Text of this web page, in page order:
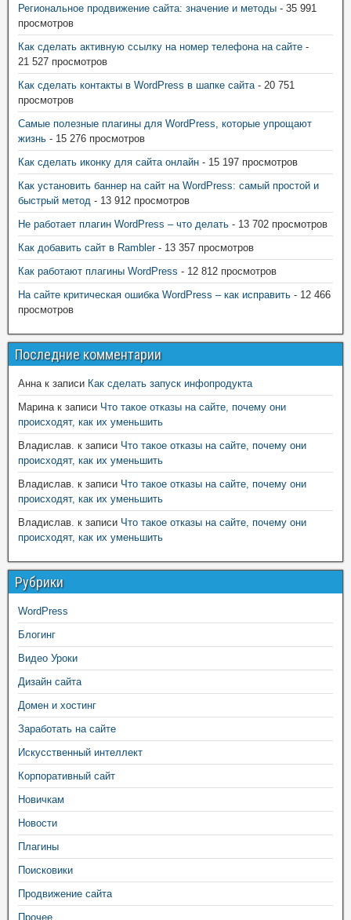
Региональное продвижение сайта: значение и методы - 35 991
просмотров
Как сделать активную ссылку на номер телефона на сайте -
21 527 просмотров
Как сделать контакты в WordPress в шапке сайта- 20 751
просмотров
Самые полезные плагины для WordPress, которые упрощают
жизнь - 15 276 просмотров
Как сделать иконку для сайта онлайн - 15 197 просмотров
Как установить баннер на сайт на WordPress: самый простой и
быстрый метод - 13 912 просмотров
Не работает плагин WordPress – что делать - 13 702 просмотров
Как добавить сайт в Rambler- 13 357 просмотров
Как работают плагины WordPress - 12 812 просмотров
На сайте критическая ошибка WordPress – как исправить - 12 466
просмотров
Последние комментарии
Аннак записи Как сделать запуск инфопродукта
Маринак записи Что такое отказы на сайте, почему они
происходят, как их уменьшить
Владислав. к записи Что такое отказы на сайте, почему они
происходят, как их уменьшить
Владислав. к записи Что такое отказы на сайте, почему они
происходят, как их уменьшить
Владислав. к записи Что такое отказы на сайте, почему они
происходят, как их уменьшить
Рубрики
WordPress
Блогинг
Видео Уроки
Дизайн сайта
Домен и хостинг
Заработать на сайте
Искусственный интеллект
Корпоративный сайт
Новичкам
Новости
Плагины
Поисковики
Продвижение сайта
Прочее